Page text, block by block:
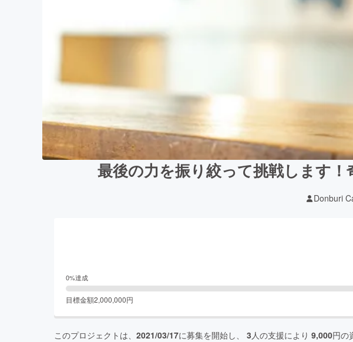
最後の力を振り絞って挑戦します
Donburi
0%達成
目標金額2,000,000円
このプロジェクトは、 2021/03/17に募集を開始し、 3人の支援により 9,000円の